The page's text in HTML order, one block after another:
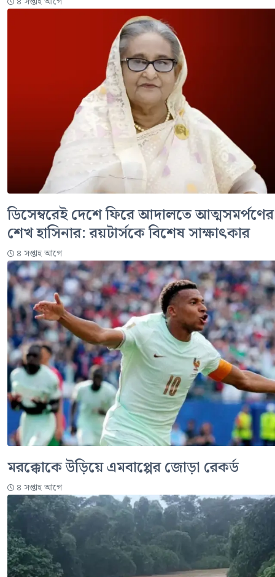
ডিসেম্বরেই দেশে ফিরে আদালতে আত্মসমর্পণের
শেখ হাসিনার: রয়টার্সকে বিশেষ সাক্ষাৎকার
৪ সপ্তাহ আগে
মরক্কোকে উড়িয়ে এমবাপ্পের জোড়া রেকর্ড
৪ সপ্তাহ আগে